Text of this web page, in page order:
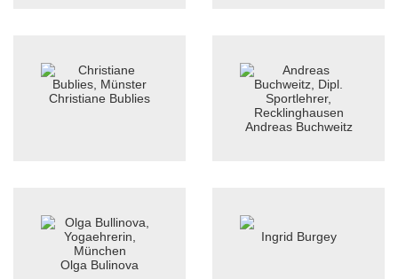
Christiane Bublies
Andreas Buchweitz
Olga Bulinova
Ingrid Burgey